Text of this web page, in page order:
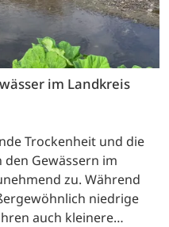
im Landkreis
Trockenheit und die
Gewässern im
zu. Während
niedrige
auch kleinere…